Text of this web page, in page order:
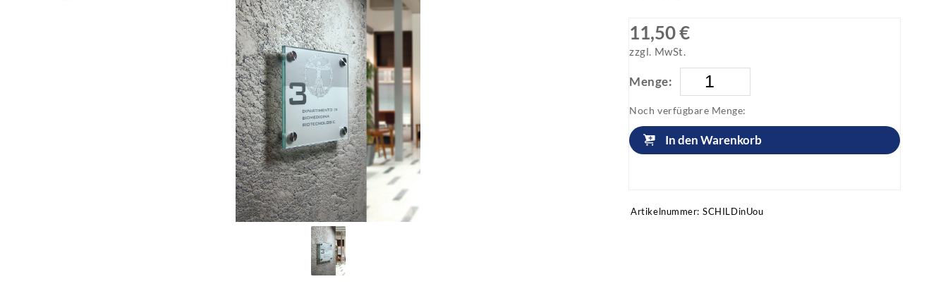
11,50 €
zzgl. MwSt.
Menge:
Noch verfügbare Menge:
In den Warenkorb
Artikelnummer: SCHILDinUou